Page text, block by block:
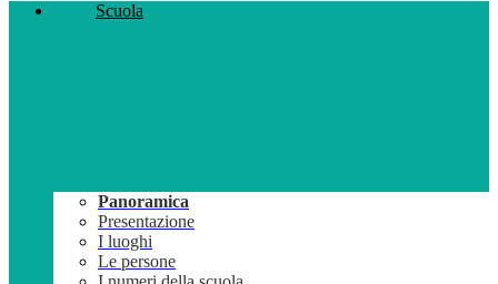
Scuola
Panoramica
Presentazione
I luoghi
Le persone